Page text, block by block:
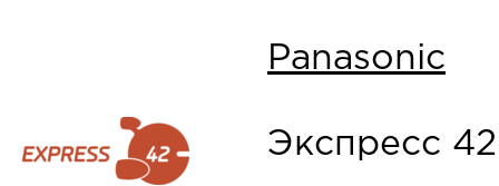
Panasonic
Экспресс